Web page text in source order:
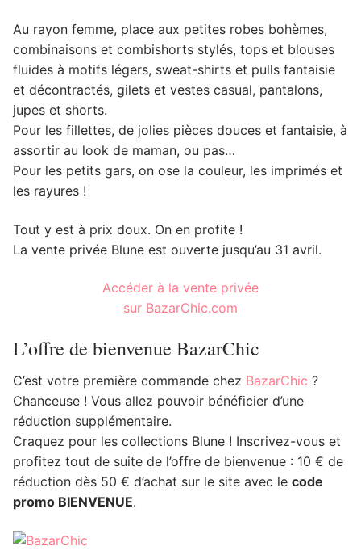
Au rayon femme, place aux petites robes bohèmes,
combinaisons et combishorts stylés, tops et blouses
fluides à motifs légers, sweat-shirts et pulls fantaisie
et décontractés, gilets et vestes casual, pantalons,
jupes et shorts.
Pour les fillettes, de jolies pièces douces et fantaisie, à
assortir au look de maman, ou pas…
Pour les petits gars, on ose la couleur, les imprimés et
les rayures !
Tout y est à prix doux. On en profite !
La vente privée Blune est ouverte jusqu’au 31 avril.
Accéder à la vente privée
sur BazarChic.com
L’offre de bienvenue BazarChic
C’est votre première commande chez BazarChic ?
Chanceuse ! Vous allez pouvoir bénéficier d’une
réduction supplémentaire.
Craquez pour les collections Blune ! Inscrivez-vous et
profitez tout de suite de l’offre de bienvenue : 10 € de
réduction dès 50 € d’achat sur le site avec le code
promo BIENVENUE.